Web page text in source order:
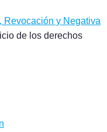
Revocación y Negativa
de los derechos